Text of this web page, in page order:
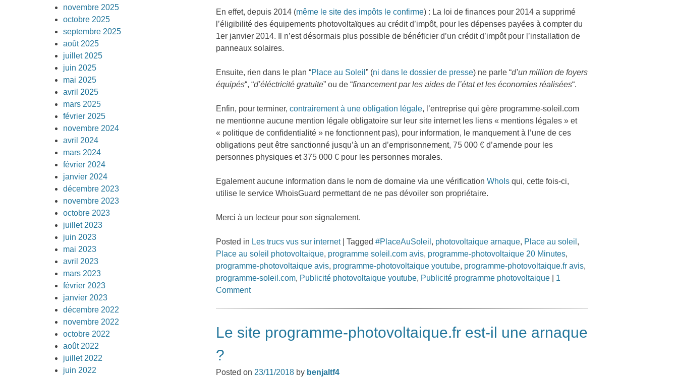
En effet, depuis 2014 (même le site des impôts le confirme) : La loi de finances pour 2014 a supprimé
l’éligibilité des équipements photovoltaïques au crédit d’impôt, pour les dépenses payées à compter du
1er janvier 2014. Il n’est désormais plus possible de bénéficier d’un crédit d’impôt pour l’installation de
panneaux solaires.
Ensuite, rien dans le plan “Place au Soleil” (ni dans le dossier de presse) ne parle “d’un million de foyers
équipés“, “d’éléctricité gratuite” ou de “financement par les aides de l’état et les économies réalisées“.
Enfin, pour terminer,contrairement à une obligation légale, l’entreprise qui gère programme-soleil.com
ne mentionne aucune mention légale obligatoire sur leur site internet les liens « mentions légales » et
« politique de confidentialité » ne fonctionnent pas), pour information, le manquement à l’une de ces
obligations peut être sanctionné jusqu’à un an d’emprisonnement, 75 000 € d’amende pour les
personnes physiques et 375 000 € pour les personnes morales.
Egalement aucune information dans le nom de domaine via une vérificationWhoIs qui, cette fois-ci,
utilise le service WhoisGuard permettant de ne pas dévoiler son propriétaire.
Merci à un lecteur pour son signalement.
Posted in Les trucs vus sur internet |Tagged#PlaceAuSoleil , photovoltaique arnaque, Place au soleil ,
Place au soleil photovoltaique, programme soleil.com avis, programme-photovoltaique 20 Minutes,
programme-photovoltaique avis, programme-photovoltaique youtube, programme-photovoltaique.fr avis,
programme-soleil.com, Publicité photovoltaique youtube, Publicité programme photovoltaique
1
Comment
Le site programme-photovoltaique.fr est-il une arnaque
?
Posted on 23/11/2018 by benjaltf4
novembre 2025
octobre 2025
septembre 2025
août 2025
juillet 2025
juin 2025
mai 2025
avril 2025
mars 2025
février 2025
novembre 2024
avril 2024
mars 2024
février 2024
janvier 2024
décembre 2023
novembre 2023
octobre 2023
juillet 2023
juin 2023
mai 2023
avril 2023
mars 2023
février 2023
janvier 2023
décembre 2022
novembre 2022
octobre 2022
août 2022
juillet 2022
juin 2022